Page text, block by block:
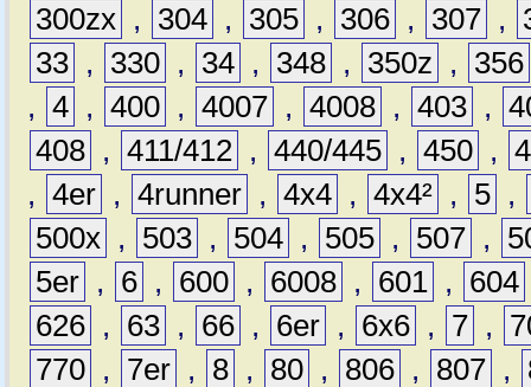
300zx , 304 , 305 , 306 , 307 ,
33 , 330 , 34 , 348 , 350z ,
356
, 4 , 400 , 4007 , 4008 , 403 ,
408 , 411/412 , 440/445 , 450 ,
, 4er , 4runner , 4x4 , 4x4² , 5 ,
500x , 503 , 504 , 505 , 507 ,
5er , 6 , 600 , 6008 , 601 , 604
626 , 63 , 66 , 6er , 6x6 , 7 ,
770 , 7er , 8 , 80 , 806 , 807 ,